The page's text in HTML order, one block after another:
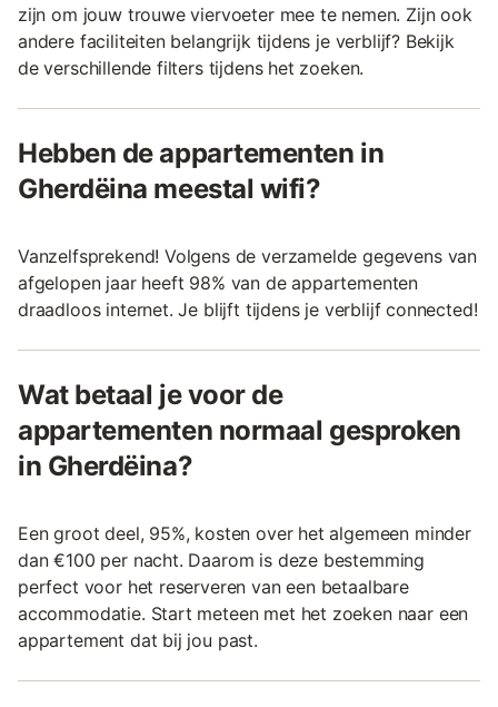
zijn om jouw trouwe viervoeter mee te nemen. Zijn ook
andere faciliteiten belangrijk tijdens je verblijf? Bekijk
de verschillende filters tijdens het zoeken.
Hebben de appartementen in
Gherdëina meestal wifi?
Vanzelfsprekend! Volgens de verzamelde gegevens van
afgelopen jaar heeft 98% van de appartementen
draadloos internet. Je blijft tijdens je verblijf connected!
Wat betaal je voor de
appartementen normaal gesproken
in Gherdëina?
Een groot deel, 95%, kosten over het algemeen minder
dan €100 per nacht. Daarom is deze bestemming
perfect voor het reserveren van een betaalbare
accommodatie. Start meteen met het zoeken naar een
appartement dat bij jou past.